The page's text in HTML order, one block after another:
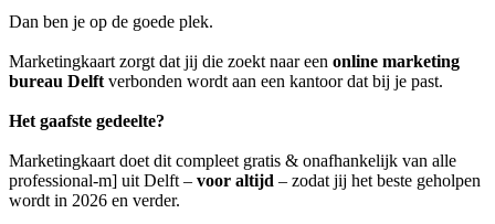
Dan ben je op de goede plek.
Marketingkaart zorgt dat jij die zoekt naar een online marketing
bureau Delft verbonden wordt aan een kantoor dat bij je past.
Het gaafste gedeelte?
Marketingkaart doet dit compleet gratis & onafhankelijk van alle
professional-m] uit Delft – voor altijd – zodat jij het beste geholpen
wordt in 2026 en verder.